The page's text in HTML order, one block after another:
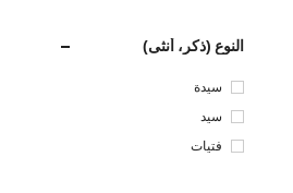
النوع (ذكر، أنثى)
سيدة
سيد
فتيات